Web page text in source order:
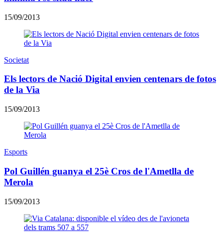
15/09/2013
Societat
Els lectors de Nació Digital envien centenars de fotos
de la Via
15/09/2013
Esports
Pol Guillén guanya el 25è Cros de l'Ametlla de
Merola
15/09/2013